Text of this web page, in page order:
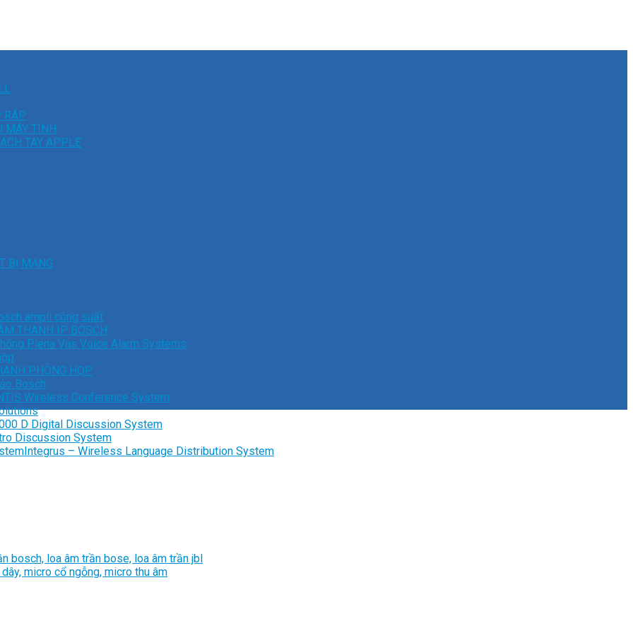
RÁP
MÁY TÍNH
TAY APPLE
BỊ MẠNG
ampli công suất
THANH IP BOSCH
Plena Vas Voice Alarm Systems
PHÒNG HỌP
Bosch
Wireless Conference System
D Digital Discussion System
Discussion System
Integrus – Wireless Language Distribution System
bosch, loa âm trần bose, loa âm trần jbl
micro cổ ngỗng, micro thu âm